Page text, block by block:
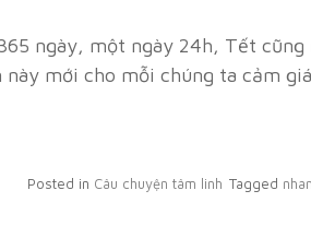
ngày, một ngày 24h, Tết
mới cho mỗi chúng ta cảm
Posted in Câu chuyện tâm linh Tagged